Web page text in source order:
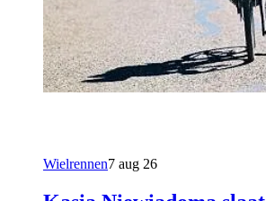
Wielrennen7 aug 26